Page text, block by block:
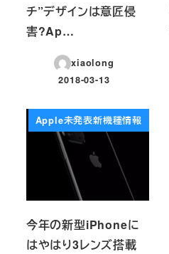
チ”デザインは意匠侵
害?Ap…
xiaolong
投稿日
2018-03-13
Apple未発表新機種情報
今年の新型iPhoneに
はやはり3レンズ搭載